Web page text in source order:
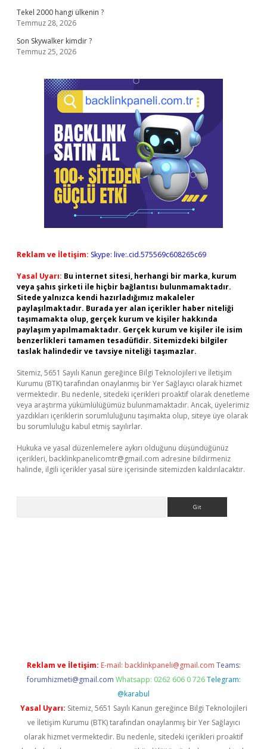
Tekel 2000 hangi ülkenin ?
Temmuz 28, 2026
Son Skywalker kimdir ?
Temmuz 25, 2026
Reklam ve İletişim: Skype: live:.cid.575569c608265c69
Yasal Uyarı: Bu internet sitesi, herhangi bir marka, kurum
veya şahıs şirketi ile hiçbir bağlantısı bulunmamaktadır.
Sitede yalnızca kendi hazırladığımız makaleler
paylaşılmaktadır. Burada yer alan içerikler haber niteliği
taşımamakta olup, gerçek kurum ve kişiler hakkında
paylaşım yapılmamaktadır. Gerçek kurum ve kişiler ile isim
benzerlikleri tamamen tesadüfidir. Sitemizdeki bilgiler
taslak halindedir ve tavsiye niteliği taşımazlar.
Sitemiz, 5651 Sayılı Kanun gereğince Bilgi Teknolojileri ve İletişim
Kurumu (BTK) tarafından onaylanmış bir Yer Sağlayıcı olarak hizmet
vermektedir. Bu nedenle, sitedeki içerikleri proaktif olarak denetleme
veya araştırma yükümlülüğümüz bulunmamaktadır. Ancak, üyelerimiz
yazdıkları içeriklerin sorumluluğunu taşımakta olup, siteye üye olarak
bu sorumluluğu kabul etmiş sayılırlar.
Hukuka ve yasal düzenlemelere aykırı olduğunu düşündüğünüz
içerikleri, backlinkpanelicomtr@gmail.com adresine bildirmeniz
halinde, ilgili içerikler yasal süre içerisinde sitemizden kaldırılacaktır.
Reklam ve İletişim: E-mail: backlinkpaneli@gmail.com Teams:
forumhizmeti@gmail.com Whatsapp: 0262 606 0 726 Telegram:
@karabul
Yasal Uyarı: Sitemiz, 5651 Sayılı Kanun gereğince Bilgi Teknolojileri
ve İletişim Kurumu (BTK) tarafından onaylanmış bir Yer Sağlayıcı
olarak hizmet vermektedir. Bu nedenle, sitedeki içerikleri proaktif